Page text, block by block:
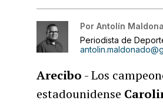
Por Antolín
Periodista de
Arecibo - Los
estadounidense